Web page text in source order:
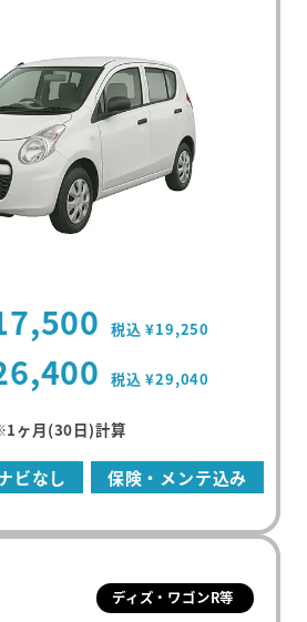
税込 ¥19,250
税込 ¥29,040
ヶ月(30日)計算
ビなし 保険・メンテ込み
ディズ・ワゴンR等